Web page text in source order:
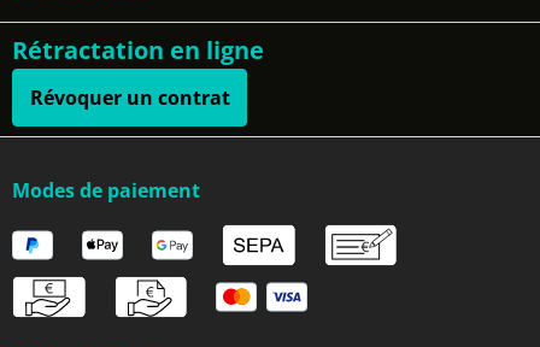
Rétractation en ligne
Révoquer un contrat
Modes de paiement